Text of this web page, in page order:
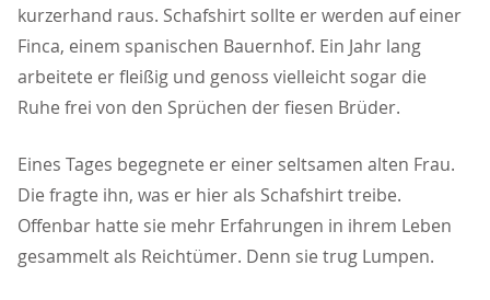
kurzerhand raus. Schafshirt sollte er werden auf einer
Finca, einem spanischen Bauernhof. Ein Jahr lang
arbeitete er fleißig und genoss vielleicht sogar die
Ruhe frei von den Sprüchen der fiesen Brüder.
Eines Tages begegnete er einer seltsamen alten Frau.
Die fragte ihn, was er hier als Schafshirt treibe.
Offenbar hatte sie mehr Erfahrungen in ihrem Leben
gesammelt als Reichtümer. Denn sie trug Lumpen.